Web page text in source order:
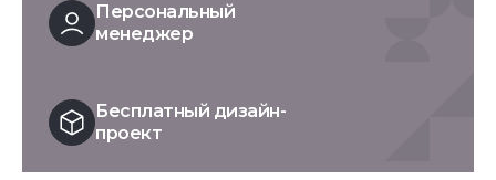
Персональный
менеджер
Бесплатный дизайн-
проект